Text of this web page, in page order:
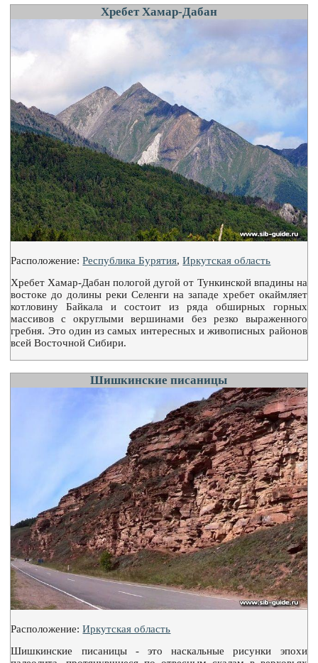
Хребет Хамар-Дабан
Расположение:Республика Бурятия,Иркутская область
Хребет Хамар-Дабан пологой дугой от Тункинской впадины на
востоке до долины реки Селенги на западе хребет окаймляет
котловину Байкала и состоит из ряда обширных горных
массивов с округлыми вершинами без резко выраженного
гребня. Это один из самых интересных и живописных районов
всей Восточной Сибири.
Шишкинские писаницы
Расположение:Иркутская область
Шишкинские писаницы - это наскальные рисунки эпохи